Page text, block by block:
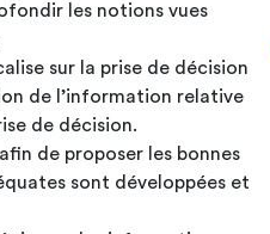
les notions vues
sur la prise de décision
de l’information relative
de décision.
de proposer les bonnes
sont développées et